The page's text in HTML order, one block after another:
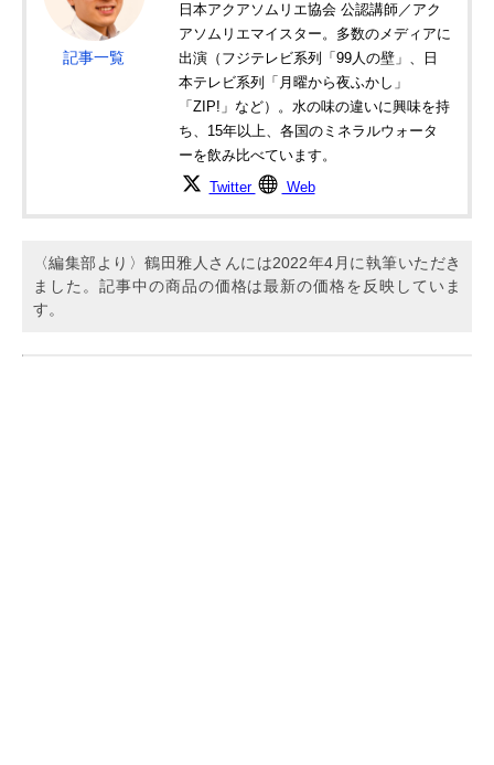
記事一覧
日本アクアソムリエ協会 公認講師／アク
アソムリエマイスター。多数のメディアに
出演（フジテレビ系列「99人の壁」、日
本テレビ系列「月曜から夜ふかし」
「ZIP!」など）。水の味の違いに興味を持
ち、15年以上、各国のミネラルウォータ
ーを飲み比べています。
Twitter Web
〈編集部より〉鶴田雅人さんには2022年4月に執筆いただき
ました。記事中の商品の価格は最新の価格を反映していま
す。